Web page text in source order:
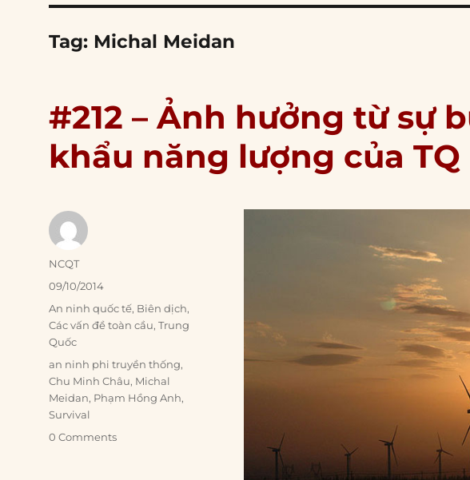
Tag: Michal Meidan
#212 – Ảnh hưởng từ sự
khẩu năng lượng của TQ
Author
NCQT
Posted
09/10/2014
Categories
An ninh quốc tế, Biên dịch,
Các vấn đề toàn cầu,Trung
Quốc
Tags
an ninh phi truyền thống,
Chu Minh Châu, Michal
Meidan, Phạm Hồng Anh,
Survival
0 Comments